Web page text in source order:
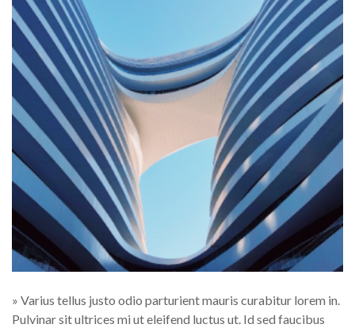
» Varius tellus justo odio parturient mauris curabitur lorem in.
Pulvinar sit ultrices mi ut eleifend luctus ut. Id sed faucibus